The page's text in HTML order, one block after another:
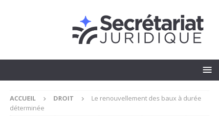
ACCUEIL DROIT
Le renouvellement des baux à durée
déterminée